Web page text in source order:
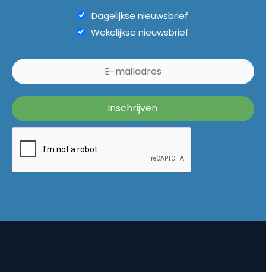
Dagelijkse nieuwsbrief
Wekelijkse nieuwsbrief